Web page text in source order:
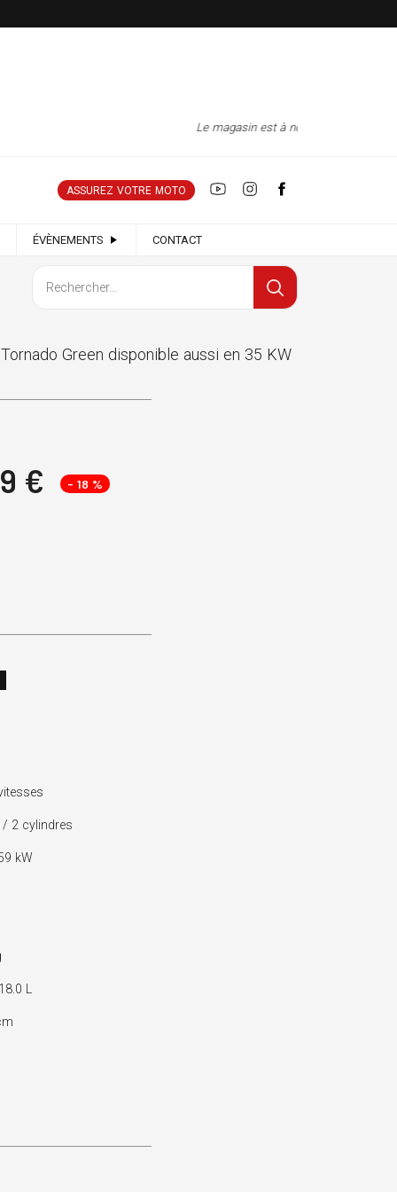
Le magasin est à nouveau ouvert tous
ÉVÈNEMENTS CONTACT
ASSUREZ VOTRE MOTO
Green disponible aussi en 35 KW
€ - 18 %
2 cylindres
kW
L